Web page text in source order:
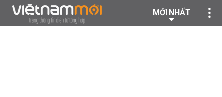
MỚI NHẤT